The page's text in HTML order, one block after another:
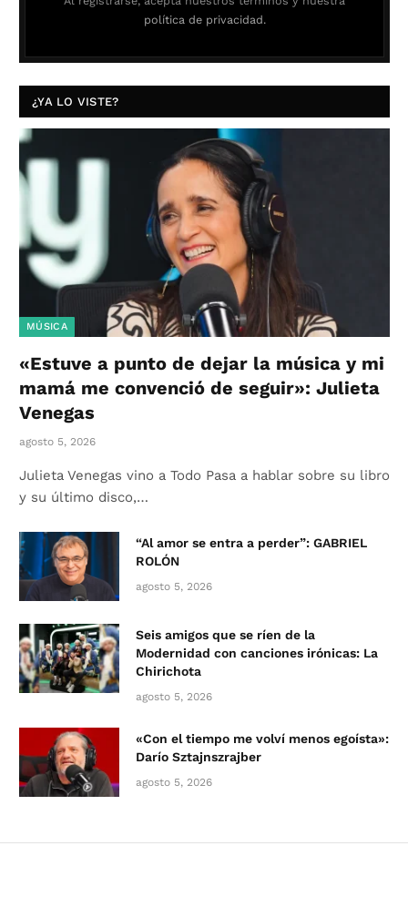
política de privacidad.
¿YA LO VISTE?
MÚSICA
«Estuve a punto de dejar la música y mi
mamá me convenció de seguir»: Julieta
Venegas
agosto 5, 2026
Julieta Venegas vino a Todo Pasa a hablar sobre su libro
y su último disco,…
“Al amor se entra a perder”: GABRIEL
ROLÓN
agosto 5, 2026
Seis amigos que se ríen de la
Modernidad con canciones irónicas: La
Chirichota
agosto 5, 2026
«Con el tiempo me volví menos egoísta»:
Darío Sztajnszrajber
agosto 5, 2026